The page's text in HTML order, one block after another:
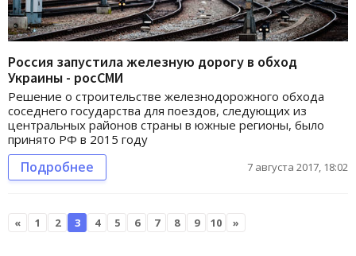
Россия запустила железную дорогу в обход
Украины - росСМИ
Решение о строительстве железнодорожного обхода
соседнего государства для поездов, следующих из
центральных районов страны в южные регионы, было
принято РФ в 2015 году
Подробнее 7 августа 2017, 18:02
« 1 2 3 4 5 6 7 8 9 10 »